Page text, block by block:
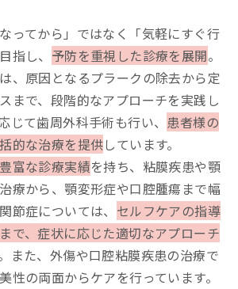
ってから」ではなく「気軽にすぐ行
指し、 予防を重視した診療を展開。
、原因となるプラークの除去から定
まで、段階的なアプローチを実践し
じて歯周外科手術も行い、 患者様の
的な治療を提供しています。
富な診療実績を持ち、粘膜疾患や顎
療から、顎変形症や口腔腫瘍まで幅
節症については、 セルフケアの指導
で、症状に応じた適切なアプローチ
また、外傷や口腔粘膜疾患の治療で
性の両面からケアを行っています。